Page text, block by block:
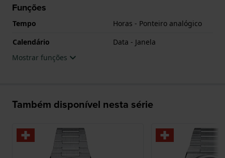
Funções
Tempo
Horas - Ponteiro analógico
Calendário
Data - Janela
Mostrar funções
Também disponível nesta série